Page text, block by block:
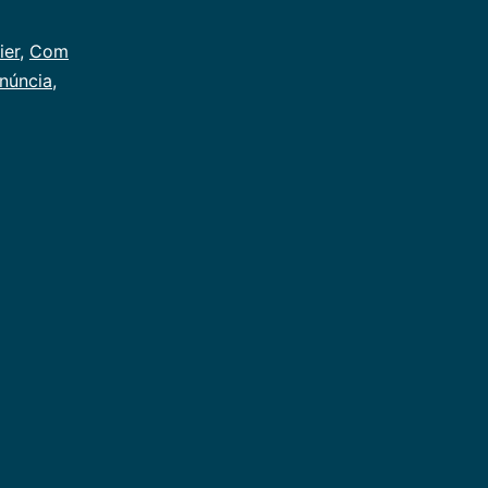
, Com
,